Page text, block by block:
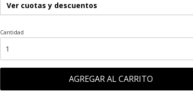
Ver cuotas y descuentos
Cantidad
AGREGAR AL CARRITO